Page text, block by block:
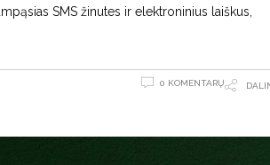
SMS žinutes ir elektroninius laiškus,
0 KOMENTARŲ